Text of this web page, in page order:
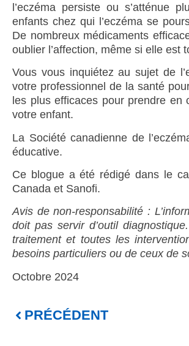
l’eczéma persiste ou s’atténue
enfants chez qui l’eczéma se
De nombreux médicaments
oublier l’affection, même si elle est
Vous vous inquiétez au sujet de
votre professionnel de la santé
les plus efficaces pour prendre en
votre enfant.
La Société canadienne de
éducative.
Ce blogue a été rédigé dans le
Canada et Sanofi.
Avis de non-responsabilité :
doit pas servir d’outil
traitement et toutes les
besoins particuliers ou de ceux de
Octobre 2024
PRÉCÉDENT